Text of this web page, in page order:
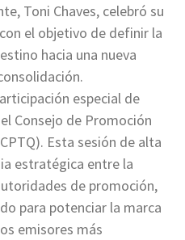
Toni Chaves, celebró su
el objetivo de definir la
hacia una nueva
especial de
Consejo de Promoción
Esta sesión de alta
estratégica entre la
de promoción,
para potenciar la marca
emisores más